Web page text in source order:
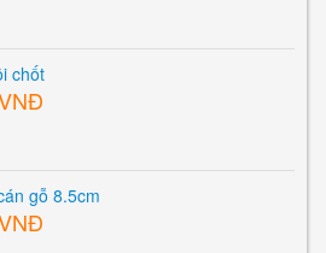
chốt
gỗ 8.5cm